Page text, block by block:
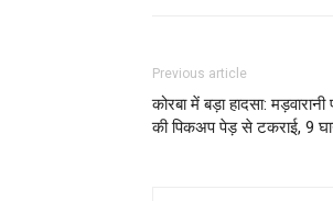
Previous article
कोरबा में बड़ा हादसा:
की पिकअप पेड़ से टकराई, 9